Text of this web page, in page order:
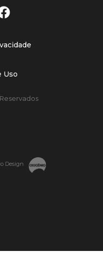
Uso
Design